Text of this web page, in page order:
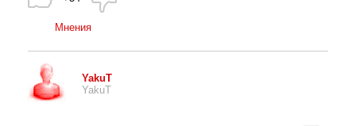
Мнения
YakuT
YakuT